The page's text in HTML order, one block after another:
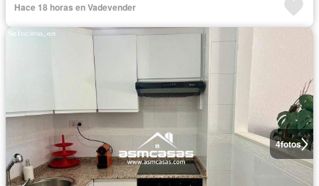
Hace 18 horas en Vadevender
4fotos